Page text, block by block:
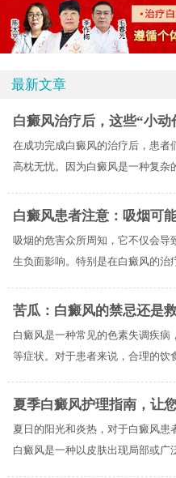
最新文章
白癜风治疗后，这些“小动
在成功完成白癜风的治疗后，患者
高枕无忧。因为白癜风是一种复杂
白癜风患者注意：吸烟可
吸烟的危害众所周知，它不仅会导
生负面影响。特别是在白癜风的治
苦瓜：白癜风的禁忌还是
白癜风是一种常见的色素失调疾
等症状。对于患者来说，合理的饮
夏季白癜风护理指南，让
夏日的阳光和炎热，对于白癜风患
白癜风是一种以皮肤出现局部或广